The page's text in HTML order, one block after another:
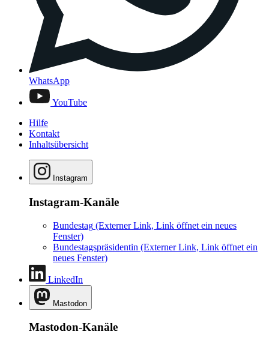
WhatsApp
YouTube
Hilfe
Kontakt
Inhaltsübersicht
Instagram
Instagram-Kanäle
Bundestag (Externer Link, Link öffnet ein neues
Fenster)
Bundestagspräsidentin (Externer Link, Link öffnet ein
neues Fenster)
LinkedIn
Mastodon
Mastodon-Kanäle